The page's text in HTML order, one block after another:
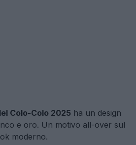
Colo-Colo 2025 ha un design
e oro. Un motivo all-over sul
moderno.